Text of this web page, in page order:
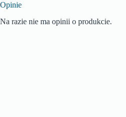
Opinie
Na razie nie ma opinii o produkcie.